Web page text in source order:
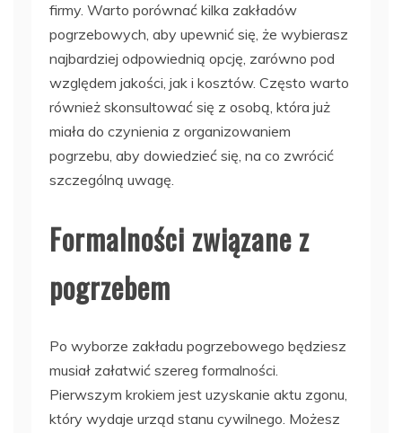
firmy. Warto porównać kilka zakładów
pogrzebowych, aby upewnić się, że wybierasz
najbardziej odpowiednią opcję, zarówno pod
względem jakości, jak i kosztów. Często warto
również skonsultować się z osobą, która już
miała do czynienia z organizowaniem
pogrzebu, aby dowiedzieć się, na co zwrócić
szczególną uwagę.
Formalności związane z
pogrzebem
Po wyborze zakładu pogrzebowego będziesz
musiał załatwić szereg formalności.
Pierwszym krokiem jest uzyskanie aktu zgonu,
który wydaje urząd stanu cywilnego. Możesz